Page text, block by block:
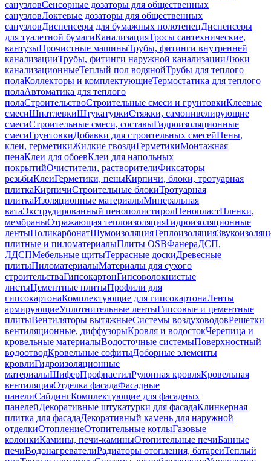
санузловСенсорные дозаторы для общественных
санузловЛоктевые дозаторы для общественных
санузловДиспенсеры для бумажных полотенецДиспенсеры
для туалетной бумагиКанализацияТросы сантехнические,
вантузыПрочистные машиныТрубы, фитинги внутренней
канализацииТрубы, фитинги наружной канализацииЛюки
канализационныеТеплый пол водянойТрубы для теплого
полаКоллекторы и комплектующиеТермостатика для теплого
полаАвтоматика для теплого
полаСтроительствоСтроительные смеси и грунтовкиКлеевые
смесиШпатлевкиШтукатуркиСтяжки, самонивелирующие
смесиСтроительные смеси, составыГидроизоляционные
смесиГрунтовкиДобавки для строительных смесейПены,
клеи, герметикиЖидкие гвоздиГерметикиМонтажная
пенаКлеи для обоевКлеи для напольных
покрытийОчистители, растворителиФиксаторы
резьбыКлеиГерметики, пеныКирпичи, блоки, тротуарная
плиткаКирпичиСтроительные блокиТротуарная
плиткаИзоляционные материалыМинеральная
ватаЭкструдированный пенополистиролПенопластПленки,
мембраныОтражающая теплоизоляцияГидроизоляционные
лентыПоликарбонатШумоизоляцияТеплоизоляция
плитные и пиломатериалыПлиты OSBФанераДСП,
ЛДСПМебельные щитыТеррасные доскиДревесные
плитыПиломатериалыМатериалы для сухого
строительстваГипсокартонГипсоволокнистые
листыЦементные плитыПрофили для
гипсокартонаКомплектующие для гипсокартонаЛенты
армирующиеУплотнительные лентыГипсовые и цементные
плитыВентиляторы вытяжныеСистемы воздуховодовРешетки
вентиляционные, диффузорыКровля и водостокЧерепица и
кровельные материалыВодосточные системыПоверхностный
водоотводКровельные софитыДоборные элементы
кровлиГидроизоляционные
материалыШиферПрофнастилРулонная кровляКровельная
вентиляцияОтделка фасадаФасадные
панелиСайдингКомплектующие для фасадных
панелейДекоративные штукатурки для фасадаКлинкерная
плитка для фасадаДекоративный камень для наружной
отделкиОтоплениеОтопительные котлыГазовые
колонкиКамины, печи-каминыОтопительные печиБанные
печиВодонагревателиРадиаторы отопления, батареиТеплый